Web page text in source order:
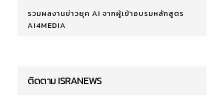
รวมผลงานข่าวยุค AI จากผู้เข้าอบรมหลักสูตร
AI4MEDIA
ติดตาม ISRANEWS